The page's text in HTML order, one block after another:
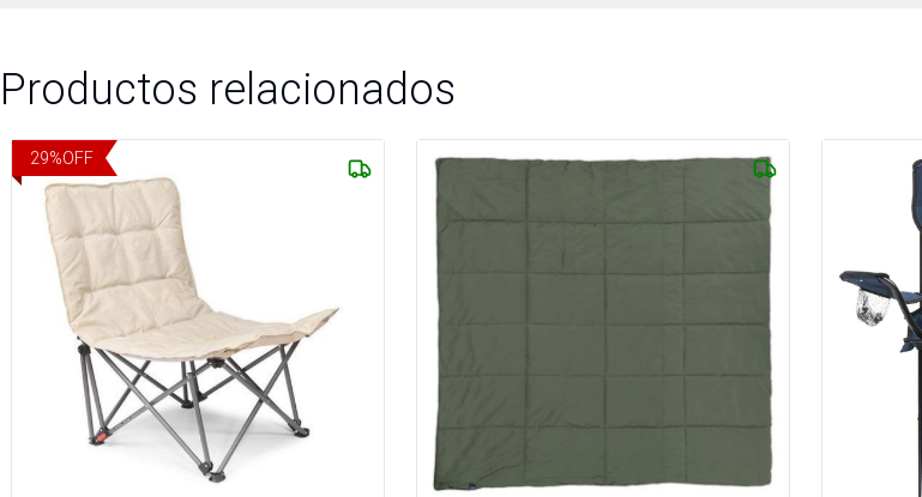
Productos relacionados
29%OFF